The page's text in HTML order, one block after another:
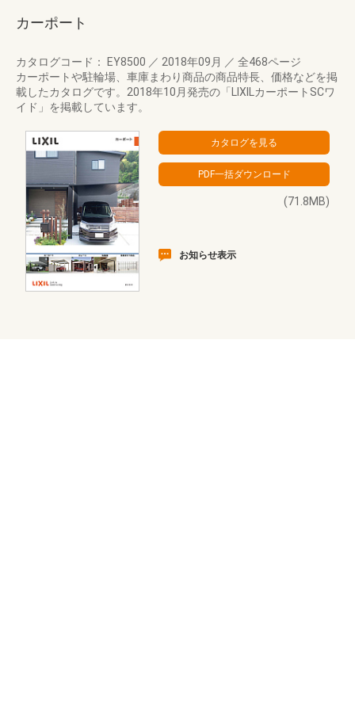
カーポート
カタログコード： EY8500 ／ 2018年09月 ／ 全468ページ
カーポートや駐輪場、車庫まわり商品の商品特長、価格などを掲
載したカタログです。2018年10月発売の「LIXILカーポートSCワ
イド」を掲載しています。
(71.8MB)
お知らせ表示